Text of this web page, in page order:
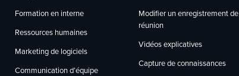
Formation en interne
Ressources humaines
Marketing de logiciels
Communication d’équipe
Modifier un enregistrement de
réunion
Vidéos explicatives
Capture de connaissances